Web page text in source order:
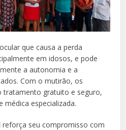
que causa a perda
em idosos, e pode
a autonomia e a
Com o mutirão, os
tratamento gratuito e seguro,
especializada.
reforça seu compromisso com